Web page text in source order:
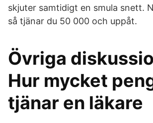
skjuter samtidigt en smula snett.
så tjänar du 50 000 och uppåt.
Övriga
Hur mycket
tjänar en läkare